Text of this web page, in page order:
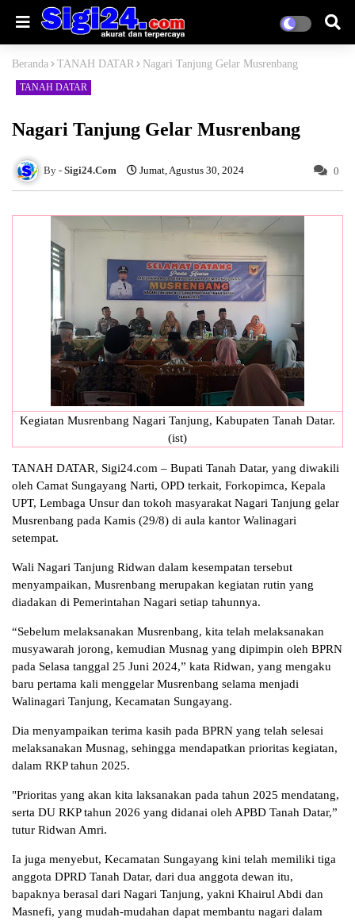
Beranda TANAH DATAR Nagari Tanjung Gelar Musrenbang
TANAH DATAR
Nagari Tanjung Gelar Musrenbang
Sigi24.Com Jumat, Agustus 30, 2024 0
Kegiatan Musrenbang Nagari Tanjung, Kabupaten Tanah Datar.
(ist)
TANAH DATAR, Sigi24.com – Bupati Tanah Datar, yang diwakili
oleh Camat Sungayang Narti, OPD terkait, Forkopimca, Kepala
UPT, Lembaga Unsur dan tokoh masyarakat Nagari Tanjung gelar
Musrenbang pada Kamis (29/8) di aula kantor Walinagari
setempat.
Wali Nagari Tanjung Ridwan dalam kesempatan tersebut
menyampaikan, Musrenbang merupakan kegiatan rutin yang
diadakan di Pemerintahan Nagari setiap tahunnya.
“Sebelum melaksanakan Musrenbang, kita telah melaksanakan
musyawarah jorong, kemudian Musnag yang dipimpin oleh BPRN
pada Selasa tanggal 25 Juni 2024,” kata Ridwan, yang mengaku
baru pertama kali menggelar Musrenbang selama menjadi
Walinagari Tanjung, Kecamatan Sungayang.
Dia menyampaikan terima kasih pada BPRN yang telah selesai
melaksanakan Musnag, sehingga mendapatkan prioritas kegiatan,
dalam RKP tahun 2025.
"Prioritas yang akan kita laksanakan pada tahun 2025 mendatang,
serta DU RKP tahun 2026 yang didanai oleh APBD Tanah Datar,”
tutur Ridwan Amri.
Ia juga menyebut, Kecamatan Sungayang kini telah memiliki tiga
anggota DPRD Tanah Datar, dari dua anggota dewan itu,
bapaknya berasal dari Nagari Tanjung, yakni Khairul Abdi dan
Masnefi, yang mudah-mudahan dapat membantu nagari dalam